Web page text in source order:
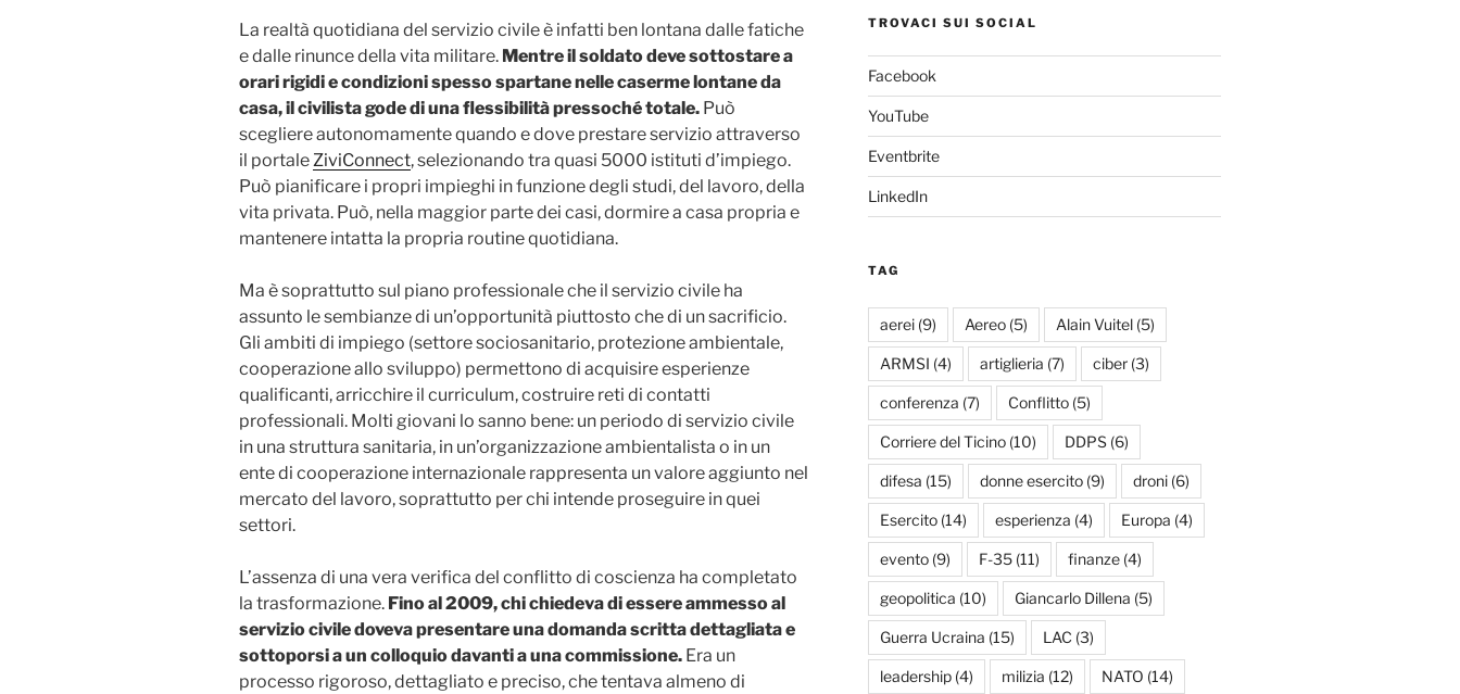
La realtà quotidiana del servizio civile è infatti ben lontana dalle fatiche
e dalle rinunce della vita militare. Mentre il soldato deve sottostare a
orari rigidi e condizioni spesso spartane nelle caserme lontane da
casa, il civilista gode di una flessibilità pressoché totale. Può
scegliere autonomamente quando e dove prestare servizio attraverso
il portaleZiviConnect, selezionando tra quasi 5000 istituti d’impiego.
Può pianificare i propri impieghi in funzione degli studi, del lavoro, della
vita privata. Può, nella maggior parte dei casi, dormire a casa propria e
mantenere intatta la propria routine quotidiana.
Ma è soprattutto sul piano professionale che il servizio civile ha
assunto le sembianze di un’opportunità piuttosto che di un sacrificio.
Gli ambiti di impiego (settore sociosanitario, protezione ambientale,
cooperazione allo sviluppo) permettono di acquisire esperienze
qualificanti, arricchire il curriculum, costruire reti di contatti
professionali. Molti giovani lo sanno bene: un periodo di servizio civile
in una struttura sanitaria, in un’organizzazione ambientalista o in un
ente di cooperazione internazionale rappresenta un valore aggiunto nel
mercato del lavoro, soprattutto per chi intende proseguire in quei
settori.
L’assenza di una vera verifica del conflitto di coscienza ha completato
la trasformazione. Fino al 2009, chi chiedeva di essere ammesso al
servizio civile doveva presentare una domanda scritta dettagliata e
sottoporsi a un colloquio davanti a una commissione. Era un
processo rigoroso, dettagliato e preciso, che tentava almeno di
TROVACI SUI SOCIAL
Facebook
YouTube
Eventbrite
LinkedIn
TAG
aerei(9) Aereo(5) Alain Vuitel(5)
ARMSI (4) artiglieria (7) ciber(3)
conferenza (7) Conflitto(5)
Corriere del Ticino(10) DDPS(6)
difesa (15) donne esercito(9) droni(6)
Esercito(14) esperienza (4) Europa (4)
evento(9) F-35(11) finanze(4)
geopolitica (10) Giancarlo Dillena (5)
Guerra Ucraina (15) LAC (3)
leadership(4) milizia (12) NATO (14)